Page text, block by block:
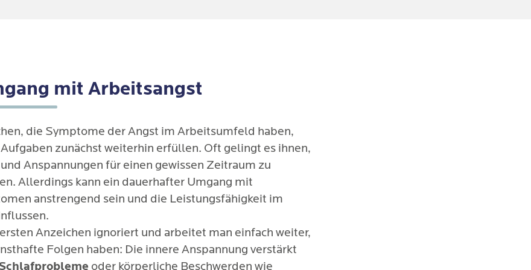
oder Hobbys als zusätzliche Belastung.
mit Arbeitsangst
die Symptome der Angst im Arbeitsumfeld haben,
zunächst weiterhin erfüllen. Oft gelingt es ihnen,
Anspannungen für einen gewissen Zeitraum zu
Allerdings kann ein dauerhafter Umgang mit
anstrengend sein und die Leistungsfähigkeit im
Anzeichen ignoriert und arbeitet man einfach weiter,
Folgen haben: Die innere Anspannung verstärkt
oder körperliche Beschwerden wie